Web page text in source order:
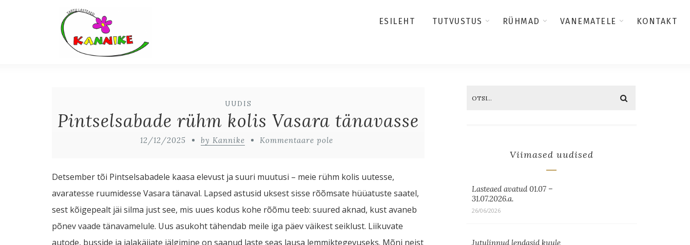
ESILEHT TUTVUSTUS RÜHMAD VANEMATELE KONTAKT
UUDIS
Pintselsabade rühm kolis Vasara tänavasse
12/12/2025 by Kannike Kommentaare pole
Detsember tõi Pintselsabadele kaasa elevust ja suuri muutusi – meie rühm kolis uutesse,
avaratesse ruumidesse Vasara tänaval. Lapsed astusid uksest sisse rõõmsate hüüatuste saatel,
sest kõigepealt jäi silma just see, mis uues kodus kohe rõõmu teeb: suured aknad, kust avaneb
põnev vaade tänavamelule. Uus asukoht tähendab meile iga päev väikest seiklust. Liikuvate
autode, busside ja jalakäijate jälgimine on saanud laste seas lausa lemmiktegevuseks. Mõni neist
Viimased uudised
Lasteaed avatud 01.07 –
31.07.2026.a.
26/06/2026
Jutulinnud lendasid kuule